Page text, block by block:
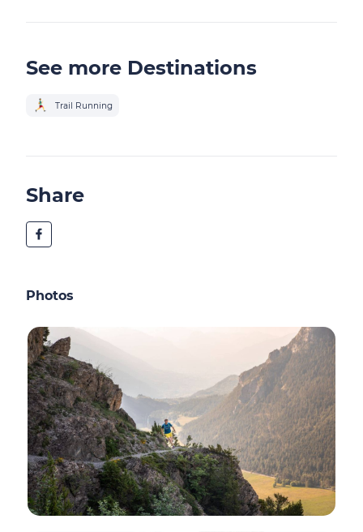
See more Destinations
Trail Running
Share
Photos